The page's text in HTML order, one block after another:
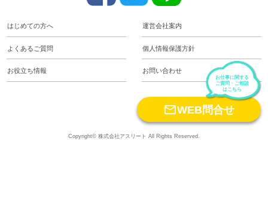
はじめての方へ 運営会社案内
よくあるご質問 個人情報保護方針
お役立ち情報 お問い合わせ
お仕事に関する
ご質問・ご相談
はこちら
WEB問合せ
Copyright© 株式会社アスリート All Rights Reserved.